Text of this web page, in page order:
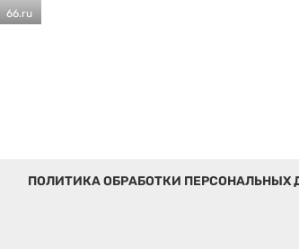
66.ru
ПОЛИТИКА ОБРАБОТКИ ПЕРСОНАЛЬНЫХ